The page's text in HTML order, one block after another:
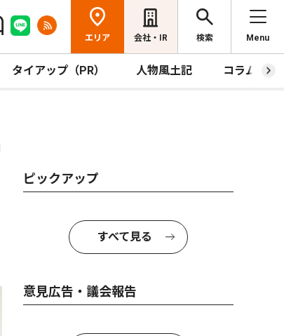
エリア 会社・IR 検索 Menu
タイアップ（PR） 人物風土記 コラム
ピックアップ
すべて見る
意見広告・議会報告